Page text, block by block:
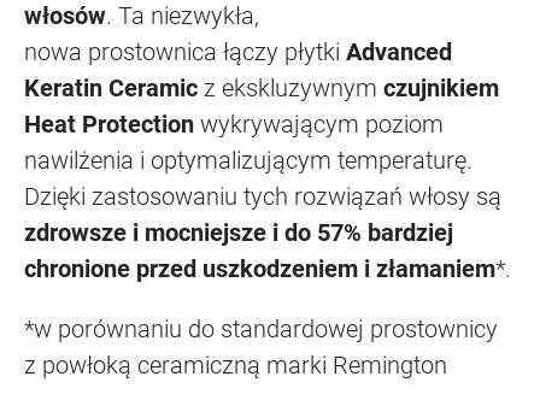
włosów. Ta niezwykła,
nowa prostownica łączy płytki Advanced
Keratin Ceramic z ekskluzywnym czujnikiem
Heat Protection wykrywającym poziom
nawilżenia i optymalizującym temperaturę.
Dzięki zastosowaniu tych rozwiązań włosy są
zdrowsze i mocniejsze i do 57% bardziej
chronione przed uszkodzeniem i złamaniem*.
*w porównaniu do standardowej prostownicy
z powłoką ceramiczną marki Remington